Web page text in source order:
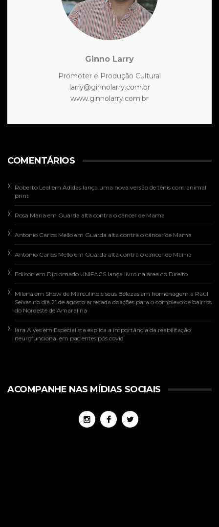
Ginno Larry
Promoter e Produção Cultural
larry@ginnolarry.com.br
www.ginnolarry.com.br
COMENTÁRIOS
Roberto Leal em Adidas lança uma nova versão de tênis com animal
print
Rosa Maria em Guarda alta contra o câncer de Mama
Antonio Carlos Mello em Guarda alta contra o câncer de Mama
Antonio Carlos Mello em Guarda alta contra o câncer de Mama
Edilson em Diplomado UNIFACS lança livro na área do Direito
Milena em Show de Marculino e seus Belezas em homenagem a Raul
Seixas no dia 21 de agosto arrecada doações para o complexo de bairros
do Nordeste de Amaralina
Iara Alves em Especialista explica a importância da reabilitação
neurofuncional em pacientes pós covid
ACOMPANHE NAS MÍDIAS SOCIAIS